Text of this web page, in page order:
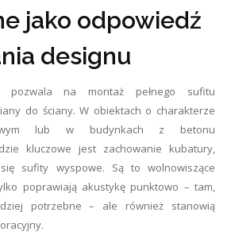
jako odpowiedź
designu
pozwala na montaż pełnego sufitu
do ściany. W obiektach o charakterze
lub w budynkach z betonu
kluczowe jest zachowanie kubatury,
sufity wyspowe. Są to wolnowiszące
poprawiają akustykę punktowo – tam,
potrzebne – ale również stanowią